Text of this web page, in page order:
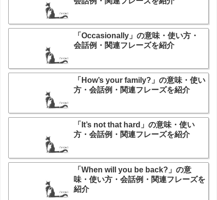
「Occasionally」の意味・使い方・
会話例・関連フレーズを紹介
「How’s your family?」の意味・使い
方・会話例・関連フレーズを紹介
「It’s not that hard」の意味・使い
方・会話例・関連フレーズを紹介
「When will you be back?」の意
味・使い方・会話例・関連フレーズを
紹介